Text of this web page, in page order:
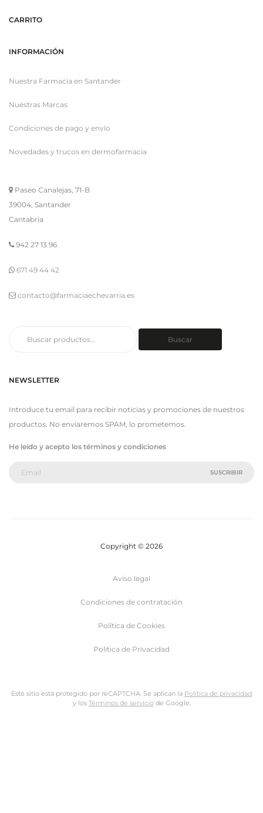
CARRITO
INFORMACIÓN
Nuestra Farmacia en Santander
Nuestras Marcas
Condiciones de pago y envío
Novedades y trucos en dermofarmacia
Paseo Canalejas, 71-B
39004, Santander
Cantabria
942 27 13 96
671 49 44 42
contacto@farmaciaechevarria.es
Buscar
NEWSLETTER
Introduce tu email para recibir noticias y promociones de nuestros
productos. No enviaremos SPAM, lo prometemos.
He leído y acepto los términos y condiciones
Copyright © 2026
Aviso legal
Condiciones de contratación
Política de Cookies
Politica de Privacidad
Este sitio está protegido por reCAPTCHA. Se aplican la Política de privacidad
y los Términos de serviciode Google.